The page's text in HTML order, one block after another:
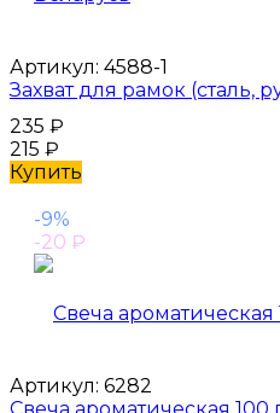
Артикул: 4588-1
Захват для рамок (сталь,
235 ₽
215 ₽
Купить
-9%
-20 ₽
Артикул: 6282
Свеча ароматическая 100